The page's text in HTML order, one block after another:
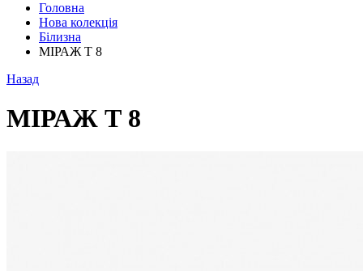
Головна
Нова колекція
Білизна
МІРАЖ Т 8
Назад
МІРАЖ Т 8